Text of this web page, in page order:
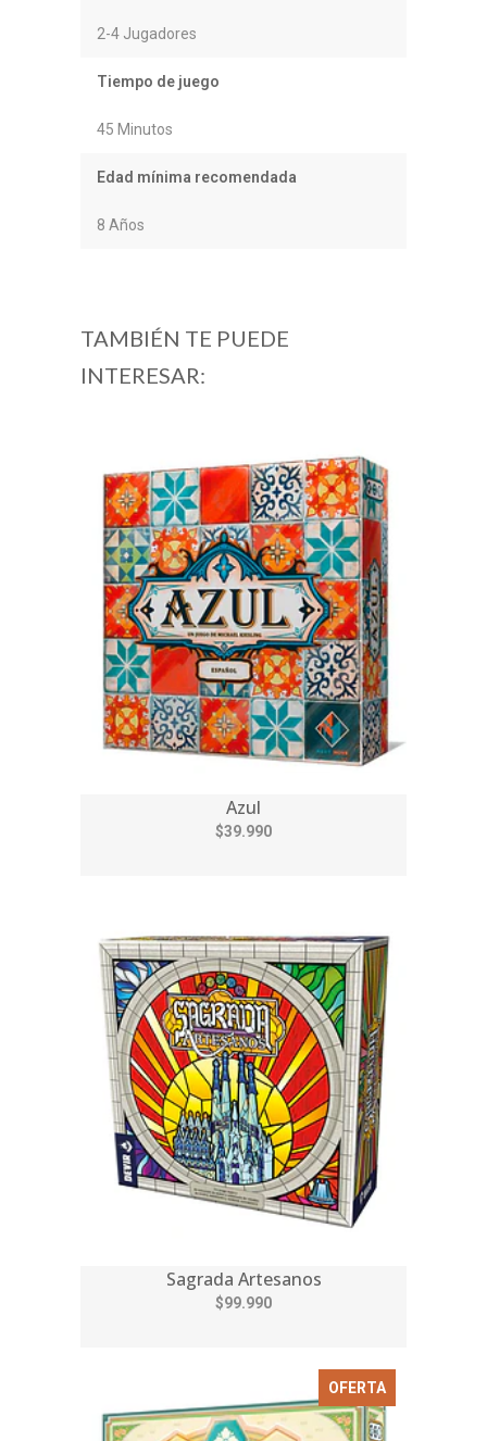
2-4 Jugadores
Tiempo de juego
45 Minutos
Edad mínima recomendada
8 Años
TAMBIÉN TE PUEDE
INTERESAR:
Azul
$39.990
Sagrada Artesanos
$99.990
OFERTA